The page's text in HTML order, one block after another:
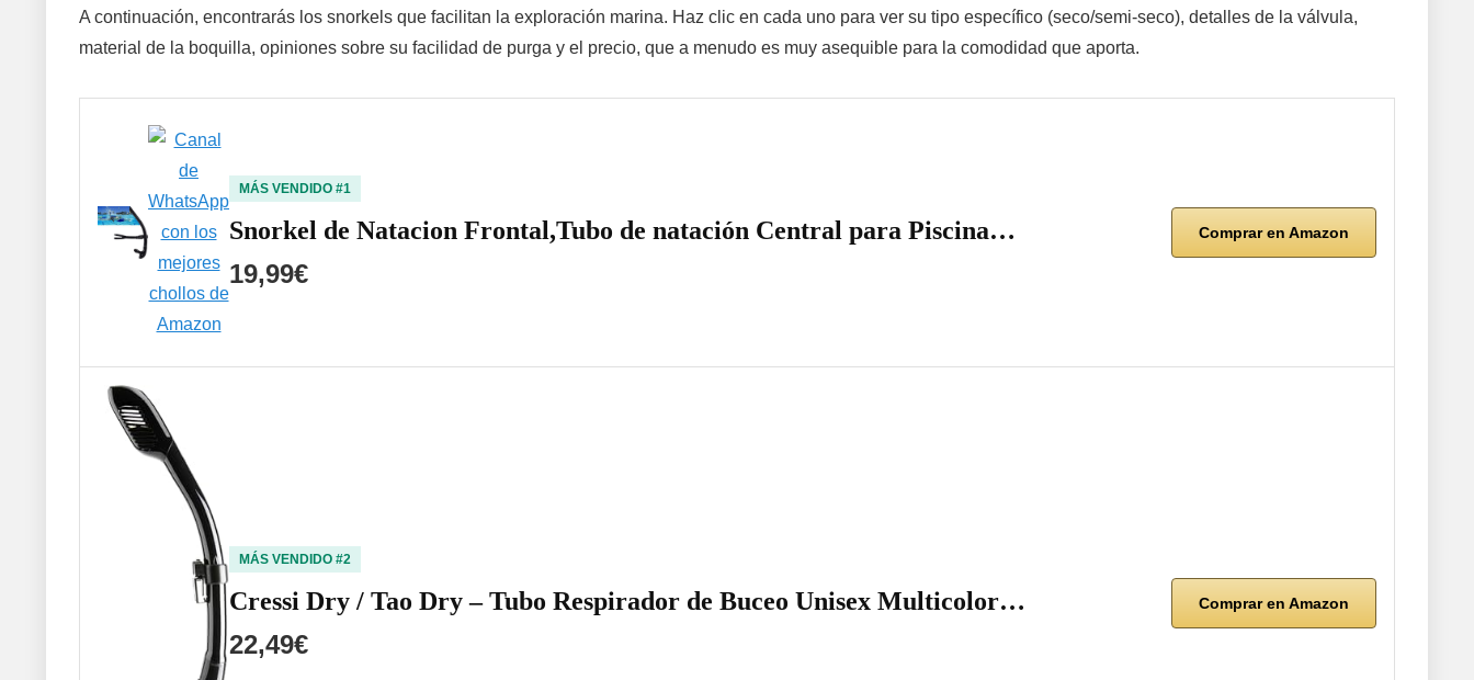
A continuación, encontrarás los snorkels que facilitan la exploración marina. Haz clic en cada uno para ver su tipo específico (seco/semi-seco), detalles de la válvula,
material de la boquilla, opiniones sobre su facilidad de purga y el precio, que a menudo es muy asequible para la comodidad que aporta.
MÁS VENDIDO #1
Snorkel de Natacion Frontal,Tubo de natación Central para Piscina…
19,99€
Comprar en Amazon
MÁS VENDIDO #2
Cressi Dry / Tao Dry – Tubo Respirador de Buceo Unisex Multicolor…
22,49€
Comprar en Amazon